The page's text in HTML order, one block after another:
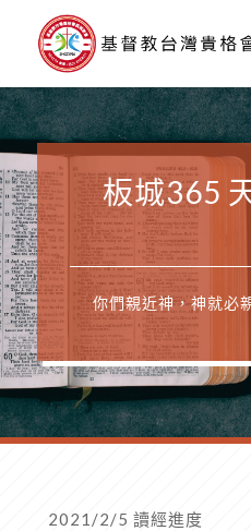
板城365
你們親近神，神就必
2021/2/5 讀經進度